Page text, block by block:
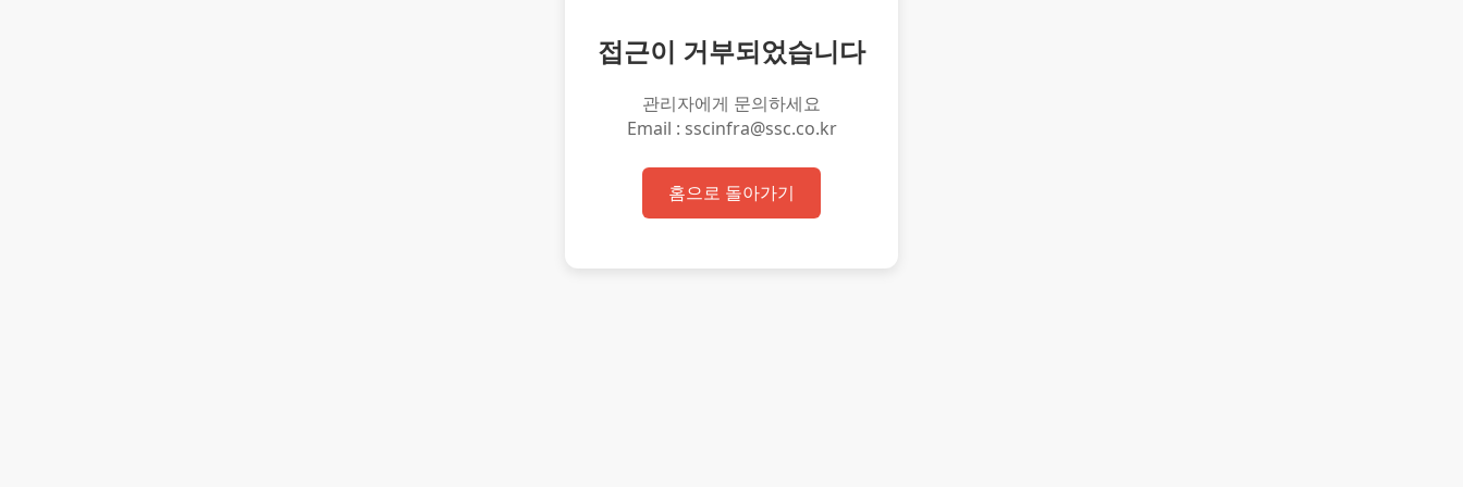
접근이 거부되었습니다
관리자에게 문의하세요
Email : sscinfra@ssc.co.kr
홈으로 돌아가기